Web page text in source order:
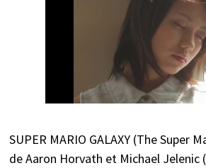
SUPER MARIO GALAXY (The Super
de Aaron Horvath et Michael Jelenic